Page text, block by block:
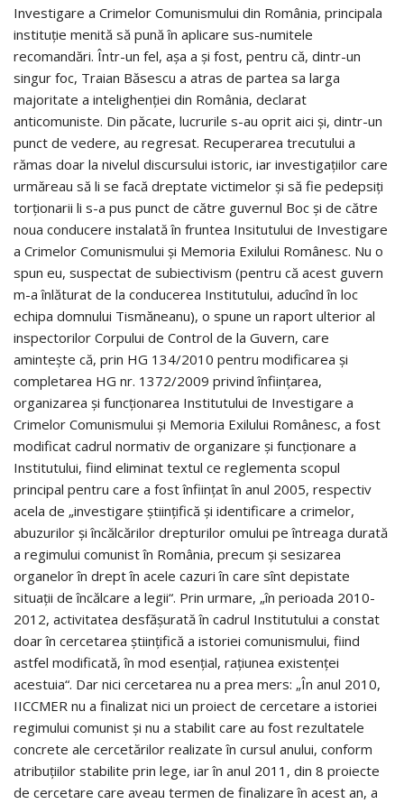
Investigare a Crimelor Comunismului din România, principala
instituție menită să pună în aplicare sus-numitele
recomandări. Într-un fel, așa a și fost, pentru că, dintr-un
singur foc, Traian Băsescu a atras de partea sa larga
majoritate a intelighenției din România, declarat
anticomuniste. Din păcate, lucrurile s-au oprit aici și, dintr-un
punct de vedere, au regresat. Recuperarea trecutului a
rămas doar la nivelul discursului istoric, iar investigațiilor care
urmăreau să li se facă dreptate victimelor și să fie pedepsiți
torționarii li s-a pus punct de către guvernul Boc și de către
noua conducere instalată în fruntea Insitu­tului de Investigare
a Crimelor Comunismului și Memoria Exilului Ro­mânesc. Nu o
spun eu, suspectat de subiectivism (pentru că acest guvern
m-a înlăturat de la conducerea Institu­tului, aducînd în loc
echipa domnului Tismă­neanu), o spune un raport ulterior al
inspectorilor Corpului de Con­trol de la Guvern, care
aminteşte că, prin HG 134/2010 pentru modificarea şi
completarea HG nr. 1372/2009 privind înfiinţarea,
organizarea şi funcţionarea Institutului de Investigare a
Crimelor Co­munismului şi Memoria Exilului Românesc, a fost
modificat cadrul normativ de organizare şi funcţionare a
Institutului, fiind eliminat textul ce reglementa scopul
principal pentru care a fost înfiinţat în anul 2005, respectiv
acela de „investigare ştiinţifică şi identificare a crimelor,
abuzurilor şi încălcărilor drepturilor omului pe întreaga durată
a regimului comunist în România, precum şi sesizarea
organelor în drept în acele cazuri în care sînt depistate
situaţii de încălcare a legii“. Prin urmare, „în perioada 2010-
2012, activitatea desfăşurată în cadrul Institutului a constat
doar în cercetarea ştiinţifică a istoriei comunismului, fiind
astfel modificată, în mod esenţial, raţiunea existenţei
acestuia“. Dar nici cercetarea nu a prea mers: „În anul 2010,
IICCMER nu a finalizat nici un proiect de cercetare a istoriei
regimului comunist şi nu a stabilit care au fost rezultatele
concrete ale cercetărilor realizate în cursul anului, conform
atribuţiilor stabilite prin lege, iar în anul 2011, din 8 proiecte
de cercetare care aveau termen de finalizare în acest an, a